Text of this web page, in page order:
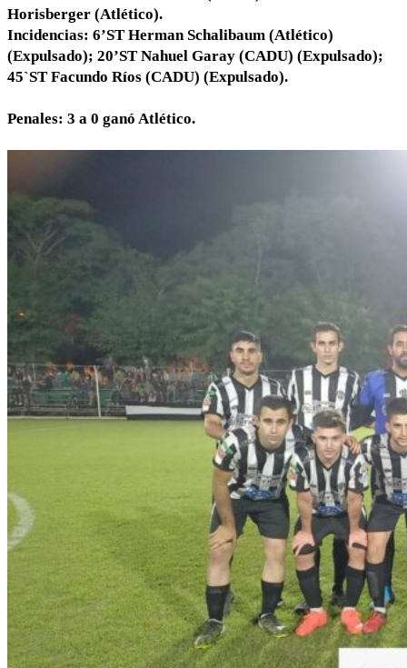
Horisberger (Atlético).
Incidencias: 6’ST Herman Schalibaum (Atlético)
(Expulsado); 20’ST Nahuel Garay (CADU) (Expulsado);
45`ST Facundo Ríos (CADU) (Expulsado).
Penales: 3 a 0 ganó Atlético.